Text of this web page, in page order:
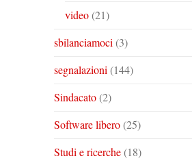
video(21)
sbilanciamoci (3)
segnalazioni (144)
Sindacato(2)
Software libero(25)
Studi e ricerche(18)